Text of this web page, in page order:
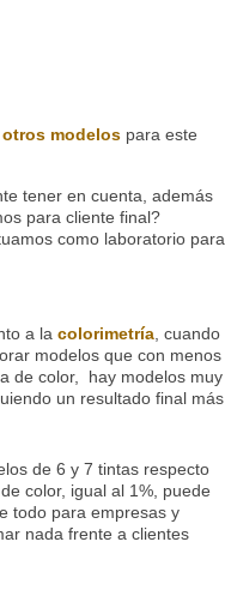
otros modelos para este
tener en cuenta, además
para cliente final?
como laboratorio para
a la colorimetría , cuando
modelos que con menos
de color, hay modelos muy
un resultado final más
de 6 y 7 tintas respecto
color, igual al 1%, puede
todo para empresas y
nada frente a clientes